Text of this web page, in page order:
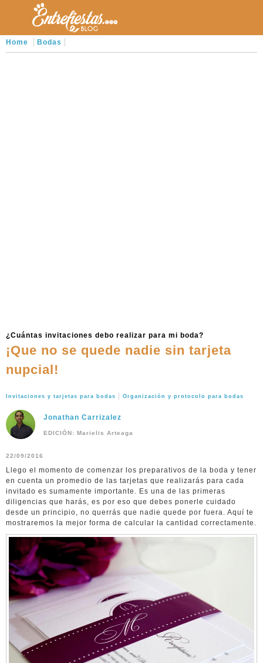
Home Bodas
¿Cuántas invitaciones debo realizar para mi boda?
¡Que no se quede nadie sin tarjeta
nupcial!
Invitaciones y tarjetas para bodas Organización y protocolo para bodas
Jonathan Carrizalez
EDICIÓN: Marielis Arteaga
22/09/2016
Llego el momento de comenzar los preparativos de la boda y tener
en cuenta un promedio de las tarjetas que realizarás para cada
invitado es sumamente importante. Es una de las primeras
diligencias que harás, es por eso que debes ponerle cuidado
desde un principio, no querrás que nadie quede por fuera. Aquí te
mostraremos la mejor forma de calcular la cantidad correctamente.